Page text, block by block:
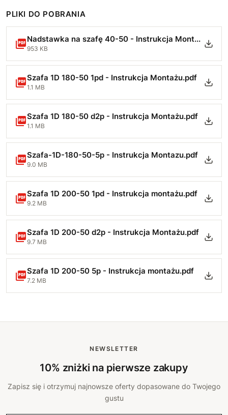
PLIKI DO POBRANIA
Nadstawka na szafę 40-50 - Instrukcja Montażu-min.pdf
953 KB
Szafa 1D 180-50 1pd - Instrukcja Montażu.pdf
1.1 MB
Szafa 1D 180-50 d2p - Instrukcja Montażu.pdf
1.1 MB
Szafa-1D-180-50-5p - Instrukcja Montazu.pdf
9.0 MB
Szafa 1D 200-50 1pd - Instrukcja montażu.pdf
9.2 MB
Szafa 1D 200-50 d2p - Instrukcja Montażu.pdf
9.7 MB
Szafa 1D 200-50 5p - Instrukcja montażu.pdf
7.2 MB
NEWSLETTER
10% zniżki na pierwsze zakupy
Zapisz się i otrzymuj najnowsze oferty dopasowane do Twojego
gustu